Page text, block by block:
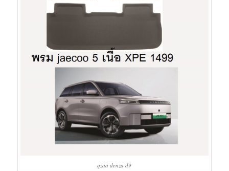
qzaa denza d9